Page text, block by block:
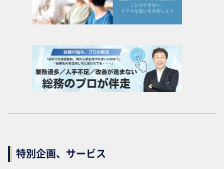
特別企画、サービス